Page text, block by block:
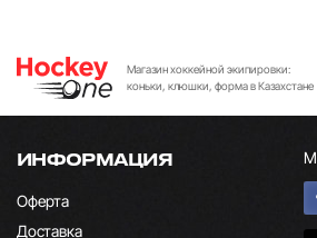
Магазин хоккейной экипировки:
коньки, клюшки, форма в Казахстане
ИНФОРМАЦИЯ
Оферта
Доставка